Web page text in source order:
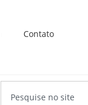
Contato